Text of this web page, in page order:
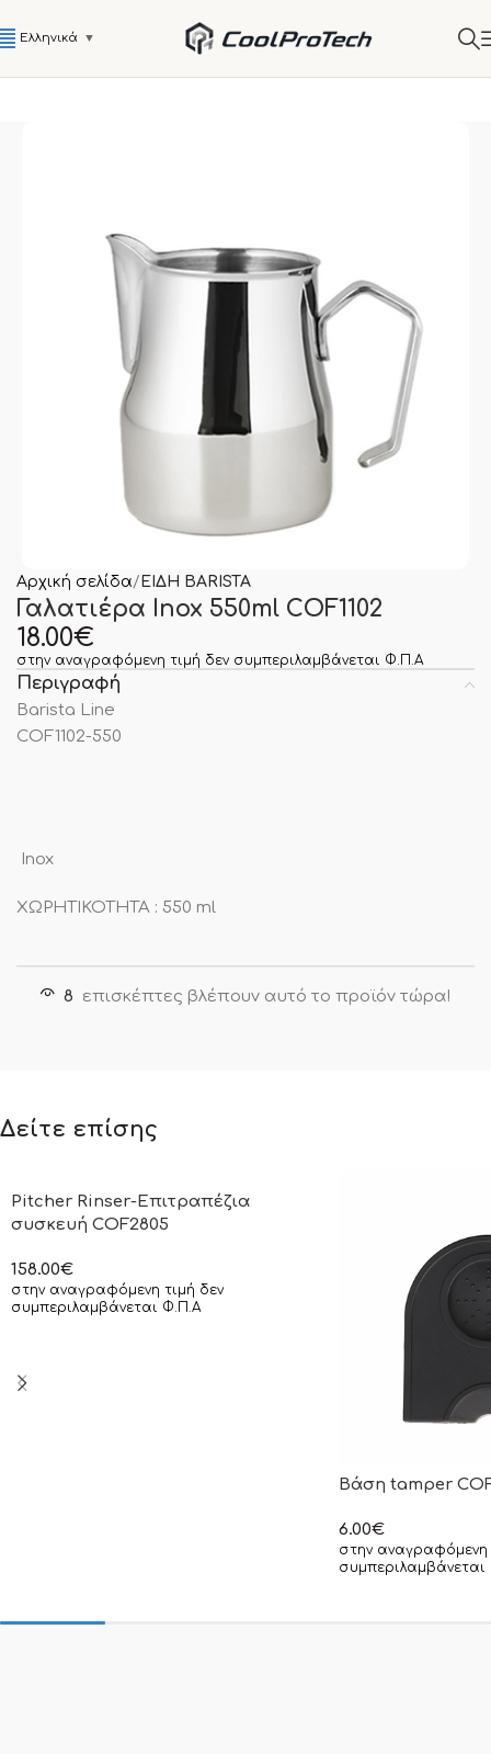
Ελληνικά ▼
Αρχική σελίδα ΕΙΔΗ BARISTA
Γαλατιέρα Inox 550ml COF1102
18.00€
στην αναγραφόμενη τιμή δεν συμπεριλαμβάνεται Φ.Π.Α
Περιγραφή
Barista Line
COF1102-550
Inox
ΧΩΡΗΤΙΚΟΤΗΤΑ : 550 ml
8 επισκέπτες βλέπουν αυτό το προϊόν τώρα!
Δείτε επίσης
Pitcher Rinser-Επιτραπέζια
συσκευή COF2805
158.00€
στην αναγραφόμενη τιμή δεν
συμπεριλαμβάνεται Φ.Π.Α
Βάση tamper
6.00€
στην αναγραφόμενη